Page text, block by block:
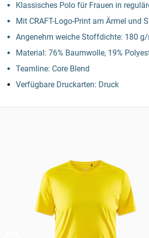
Klassisches Polo für Frauen in
Mit CRAFT-Logo-Print am Ärmel und
Angenehm weiche Stoffdichte: 180 g/
Material: 76% Baumwolle, 19%
Teamline: Core Blend
Verfügbare Druckarten: Druck